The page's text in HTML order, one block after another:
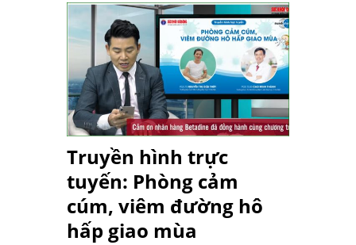
Truyền hình trực
tuyến: Phòng cảm
cúm, viêm đường hô
hấp giao mùa